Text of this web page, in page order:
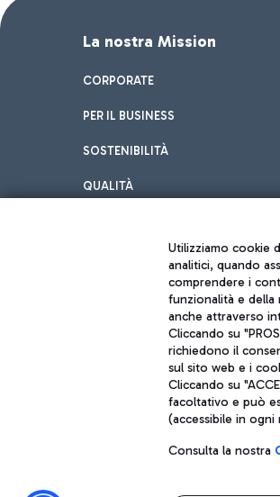
La nostra Mission
CORPORATE
PER IL BUSINESS
SOSTENIBILITÀ
QUALITÀ
Aeroporti di Roma S.p.A. - Società
Codice fiscale e Registro delle Imprese di
Capitale sociale 62.224.743,00 int. vers.
Sede legale: Via Pier Paolo Racchetti 1 -
Utilizziamo cookie
analitici, quando
comprendere i
funzionalità e della
anche attraverso
Cliccando su
richiedono il
sul sito web e i
Cliccando su
facoltativo e può
(accessibile in
Consulta la nostra